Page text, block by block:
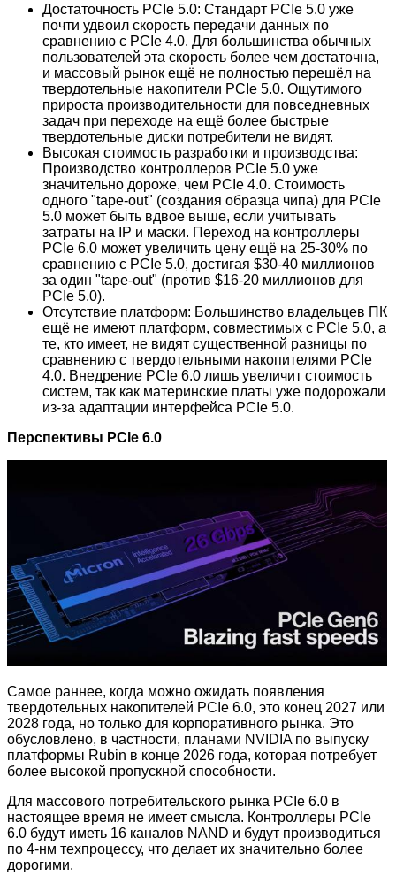
Достаточность PCIe 5.0: Стандарт PCIe 5.0 уже
почти удвоил скорость передачи данных по
сравнению с PCIe 4.0. Для большинства обычных
пользователей эта скорость более чем достаточна,
и массовый рынок ещё не полностью перешёл на
твердотельные накопители PCIe 5.0. Ощутимого
прироста производительности для повседневных
задач при переходе на ещё более быстрые
твердотельные диски потребители не видят.
Высокая стоимость разработки и производства:
Производство контроллеров PCIe 5.0 уже
значительно дороже, чем PCIe 4.0. Стоимость
одного "tape-out" (создания образца чипа) для PCIe
5.0 может быть вдвое выше, если учитывать
затраты на IP и маски. Переход на контроллеры
PCIe 6.0 может увеличить цену ещё на 25-30% по
сравнению с PCIe 5.0, достигая $30-40 миллионов
за один "tape-out" (против $16-20 миллионов для
PCIe 5.0).
Отсутствие платформ: Большинство владельцев ПК
ещё не имеют платформ, совместимых с PCIe 5.0, а
те, кто имеет, не видят существенной разницы по
сравнению с твердотельными накопителями PCIe
4.0. Внедрение PCIe 6.0 лишь увеличит стоимость
систем, так как материнские платы уже подорожали
из-за адаптации интерфейса PCIe 5.0.
Перспективы PCIe 6.0
Самое раннее, когда можно ожидать появления
твердотельных накопителей PCIe 6.0, это конец 2027 или
2028 года, но только для корпоративного рынка. Это
обусловлено, в частности, планами NVIDIA по выпуску
платформы Rubin в конце 2026 года, которая потребует
более высокой пропускной способности.
Для массового потребительского рынка PCIe 6.0 в
настоящее время не имеет смысла. Контроллеры PCIe
6.0 будут иметь 16 каналов NAND и будут производиться
по 4-нм техпроцессу, что делает их значительно более
дорогими.